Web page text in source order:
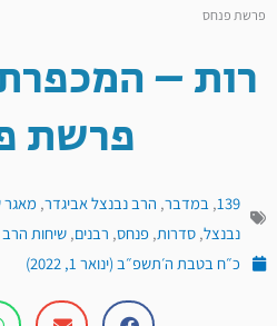
פרשת פנחס
רות –
פרשת
139
, במדבר, הרב נבנצל אביגדר, מאגר
נבנצל, סדרות, פנחס, רבנים, שיחות
כ״ח בטבת ה׳תשפ״ב (ינואר 1, 2022)